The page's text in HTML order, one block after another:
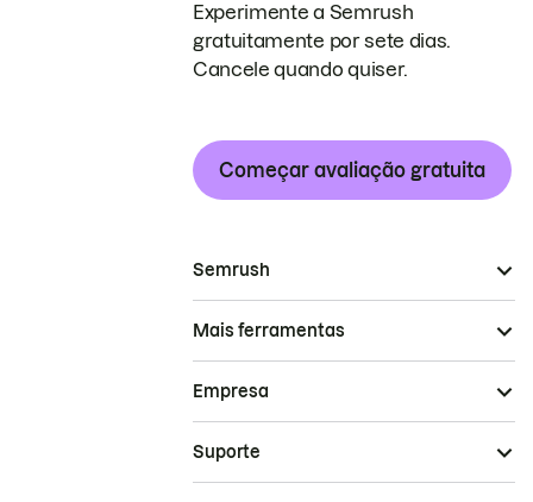
Experimente a Semrush
gratuitamente por sete dias.
Cancele quando quiser.
Começar avaliação gratuita
Semrush
Mais ferramentas
Empresa
Suporte